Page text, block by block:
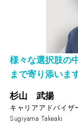
様々な選択肢の
まで寄り添いま
杉山 武揚
キャリアアドバイザ
Sugiyama Takeaki